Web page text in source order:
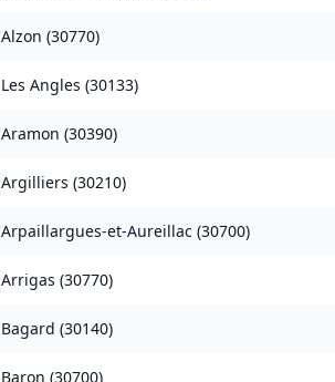
Alzon (30770)
Les Angles (30133)
Aramon (30390)
Argilliers (30210)
Arpaillargues-et-Aureillac (30700)
Arrigas (30770)
Bagard (30140)
Baron (30700)